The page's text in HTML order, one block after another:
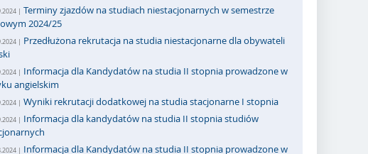
| Terminy zjazdów na studiach niestacjonarnych w semestrze
2024/25
| Przedłużona rekrutacja na studia niestacjonarne dla obywateli
| Informacja dla Kandydatów na studia II stopnia prowadzone w
angielskim
| Wyniki rekrutacji dodatkowej na studia stacjonarne I stopnia
| Informacja dla kandydatów na studia II stopnia studiów
| Informacja dla Kandydatów na studia II stopnia prowadzone w